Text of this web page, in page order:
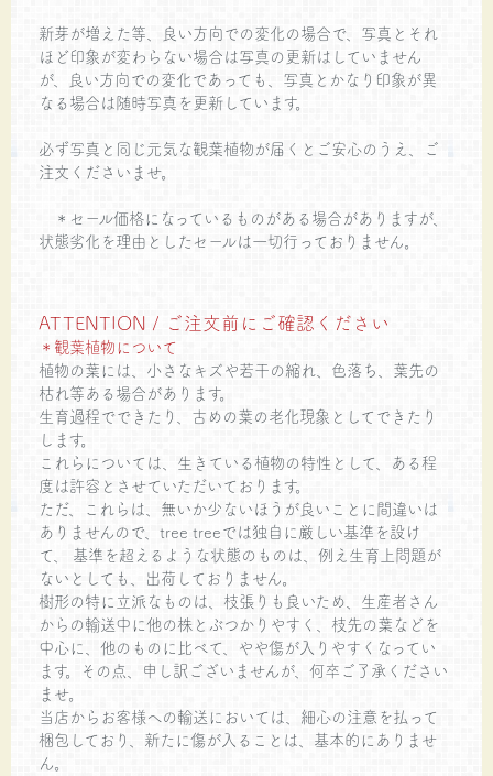
新芽が増えた等、良い方向での変化の場合で、写真とそれ
ほど印象が変わらない場合は写真の更新はしていません
が、良い方向での変化であっても、写真とかなり印象が異
なる場合は随時写真を更新しています。
必ず写真と同じ元気な観葉植物が届くとご安心のうえ、ご
注文くださいませ。
＊セール価格になっているものがある場合がありますが、
状態劣化を理由としたセールは一切行っておりません。
ATTENTION / ご注文前にご確認ください
＊観葉植物について
植物の葉には、小さなキズや若干の縮れ、色落ち、葉先の
枯れ等ある場合があります。
生育過程でできたり、古めの葉の老化現象としてできたり
します。
これらについては、生きている植物の特性として、ある程
度は許容とさせていただいております。
ただ、これらは、無いか少ないほうが良いことに間違いは
ありませんので、tree treeでは独自に厳しい基準を設け
て、 基準を超えるような状態のものは、例え生育上問題が
ないとしても、出荷しておりません。
樹形の特に立派なものは、枝張りも良いため、生産者さん
からの輸送中に他の株とぶつかりやすく、枝先の葉などを
中心に、他のものに比べて、やや傷が入りやすくなってい
ます。その点、申し訳ございませんが、何卒ご了承ください
ませ。
当店からお客様への輸送においては、細心の注意を払って
梱包しており、新たに傷が入ることは、基本的にありませ
ん。